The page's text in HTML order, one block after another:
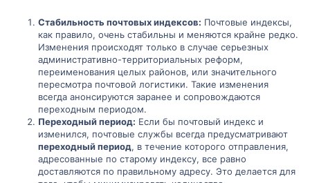
й
г
о
л
о
с
й
г
о
л
о
с
Стабильность почтовых индексов: Почтовые индексы,
как правило, очень стабильны и меняются крайне редко.
Изменения происходят только в случае серьезных
административно-территориальных реформ,
переименования целых районов, или значительного
пересмотра почтовой логистики. Такие изменения
всегда анонсируются заранее и сопровождаются
переходным периодом.
Переходный период: Если бы почтовый индекс и
изменился, почтовые службы всегда предусматривают
переходный период, в течение которого отправления,
адресованные по старому индексу, все равно
доставляются по правильному адресу. Это делается для